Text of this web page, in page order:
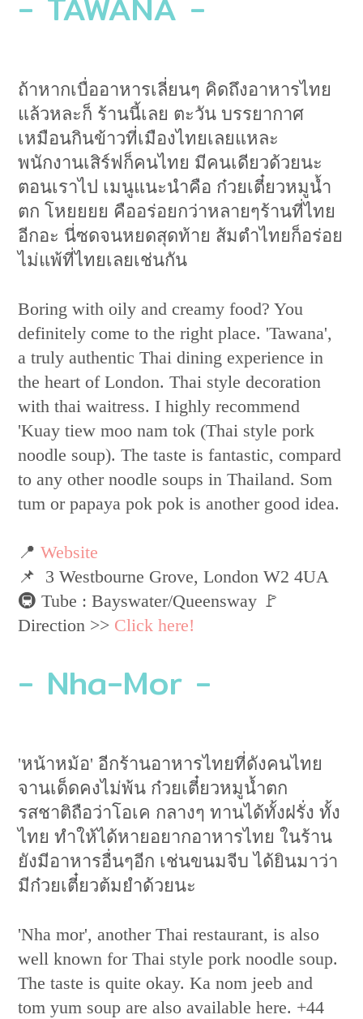
ถ้าหากเบื่ออาหารเลี่ยนๆ คิดถึงอาหารไทย
แล้วหละก็ ร้านนี้เลย ตะวัน บรรยากาศ
เหมือนกินข้าวที่เมืองไทยเลยแหละ
พนักงานเสิร์ฟก็คนไทย มีคนเดียวด้วยนะ
ตอนเราไป เมนูแนะนำคือ ก๋วยเตี๋ยวหมูน้ำ
ตก โหยยยย คืออร่อยกว่าหลายๆร้านที่ไทย
อีกอะ นี่ซดจนหยดสุดท้าย ส้มตำไทยก็อร่อย
ไม่แพ้ที่ไทยเลยเช่นกัน
Boring with oily and creamy food? You
definitely come to the right place. 'Tawana',
a truly authentic Thai dining experience in
the heart of London. Thai style decoration
with thai waitress. I highly recommend
'Kuay tiew moo nam tok (Thai style pork
noodle soup). The taste is fantastic, compard
to any other noodle soups in Thailand. Som
tum or papaya pok pok is another good idea.
📍 Website
📌 ​ 3 Westbourne Grove, London W2 4UA
🚇 Tube : Bayswater/Queensway 🚩
Direction >> Click here!
- Nha-Mor -
'หน้าหม้อ' อีกร้านอาหารไทยที่ดังคนไทย
จานเด็ดคงไม่พ้น ก๋วยเตี๋ยวหมูน้ำตก
รสชาติถือว่าโอเค กลางๆ ทานได้ทั้งฝรั่ง ทั้ง
ไทย ทำให้ได้หายอยากอาหารไทย ในร้าน
ยังมีอาหารอื่นๆอีก เช่นขนมจีบ ได้ยินมาว่า
มีก๋วยเตี๋ยวต้มยำด้วยนะ
'Nha mor', another Thai restaurant, is also
well known for Thai style pork noodle soup.
The taste is quite okay. Ka nom jeeb and
tom yum soup are also available here. +44